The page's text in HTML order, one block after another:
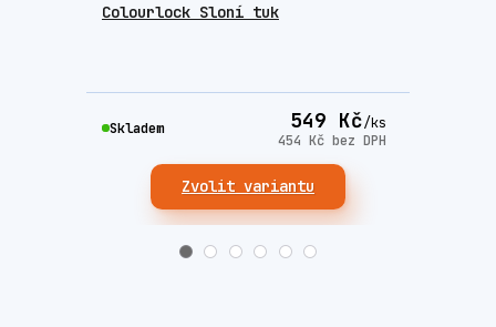
Colourlock Sloní tuk
549 Kč/ks
454 Kč bez DPH
Skladem
Zvolit variantu